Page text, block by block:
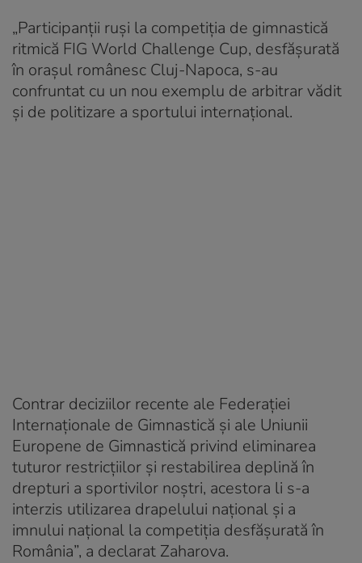
„Participanții ruși la competiția de gimnastică
ritmică FIG World Challenge Cup, desfășurată
în orașul românesc Cluj-Napoca, s-au
confruntat cu un nou exemplu de arbitrar vădit
și de politizare a sportului internațional.
Contrar deciziilor recente ale Federației
Internaționale de Gimnastică și ale Uniunii
Europene de Gimnastică privind eliminarea
tuturor restricțiilor și restabilirea deplină în
drepturi a sportivilor noștri, acestora li s-a
interzis utilizarea drapelului național și a
imnului național la competiția desfășurată în
România”, a declarat Zaharova.